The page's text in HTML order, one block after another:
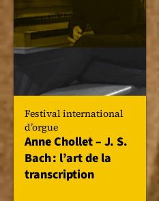
Festival international
d’orgue
Anne Chollet – J. S.
Bach : l’art de la
transcription